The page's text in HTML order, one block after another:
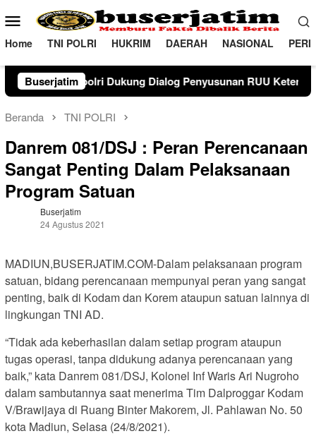
ke
konten
Menu
Mobile
Home TNI POLRI HUKRIM DAERAH NASIONAL
Buserjatim
Dialog Penyusunan RUU Ketenagakerjaan, Siap Jadi
Beranda TNI POLRI
Danrem 081/DSJ : Peran Perencanaan
Sangat Penting Dalam Pelaksanaan
Program Satuan
Buserjatim
24 Agustus 2021
MADIUN,BUSERJATIM.COM-Dalam pelaksanaan program
satuan, bidang perencanaan mempunyai peran yang sangat
penting, baik di Kodam dan Korem ataupun satuan lainnya di
lingkungan TNI AD.
“Tidak ada keberhasilan dalam setiap program ataupun
tugas operasi, tanpa didukung adanya perencanaan yang
baik,” kata Danrem 081/DSJ, Kolonel Inf Waris Ari Nugroho
dalam sambutannya saat menerima Tim Dalproggar Kodam
V/Brawijaya di Ruang Binter Makorem, Jl. Pahlawan No. 50
kota Madiun, Selasa (24/8/2021).